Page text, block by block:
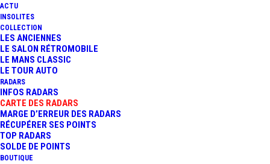
ACTU
INSOLITES
COLLECTION
LES ANCIENNES
LE SALON RÉTROMOBILE
LE MANS CLASSIC
LE TOUR AUTO
RADARS
INFOS RADARS
CARTE DES RADARS
MARGE D’ERREUR DES RADARS
RÉCUPÉRER SES POINTS
TOP RADARS
SOLDE DE POINTS
BOUTIQUE
Moyenne LINAS
RN104